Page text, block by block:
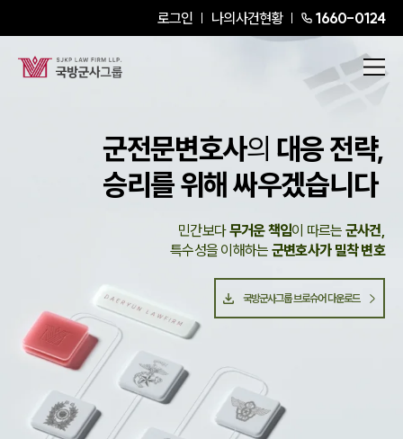
로그인 나의사건현황 1660-0124
군전문변호사의 대응 전략,
승리를 위해 싸우겠습니다
민간보다무거운 책임이 따르는 군사건,
특수성을 이해하는 군변호사가 밀착 변호
국방군사그룹 브로슈어 다운로드